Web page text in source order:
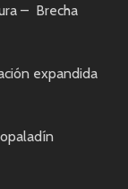
– Brecha
expandida